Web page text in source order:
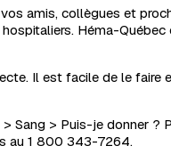
amis, collègues et
Héma-
Il est facile de le faire
> Sang > Puis-je donner
au 1 800 343-7264.